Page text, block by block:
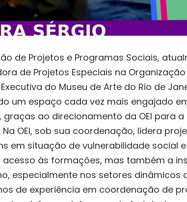
de Projetos e Programas Sociais,
de Projetos Especiais na
do Museu de Arte do Rio de
um espaço cada vez mais engajado
ao direcionamento da OEI para a
OEI, sob sua coordenação, lidera
em situação de vulnerabilidade social e
às formações, mas também a
especialmente nos setores dinâmicos
de experiência em coordenação de